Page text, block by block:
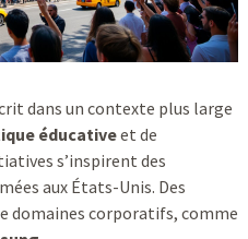
dans un contexte plus large
éducativeet de
s’inspirent des
aux États-Unis. Des
domaines corporatifs, comme